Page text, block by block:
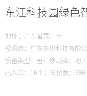
东江科技园绿色
地址：广东省惠州市
投资商：广东东贝科技有限公
设备类型：垂直移动类；地上
出入口：16个；车位数：398